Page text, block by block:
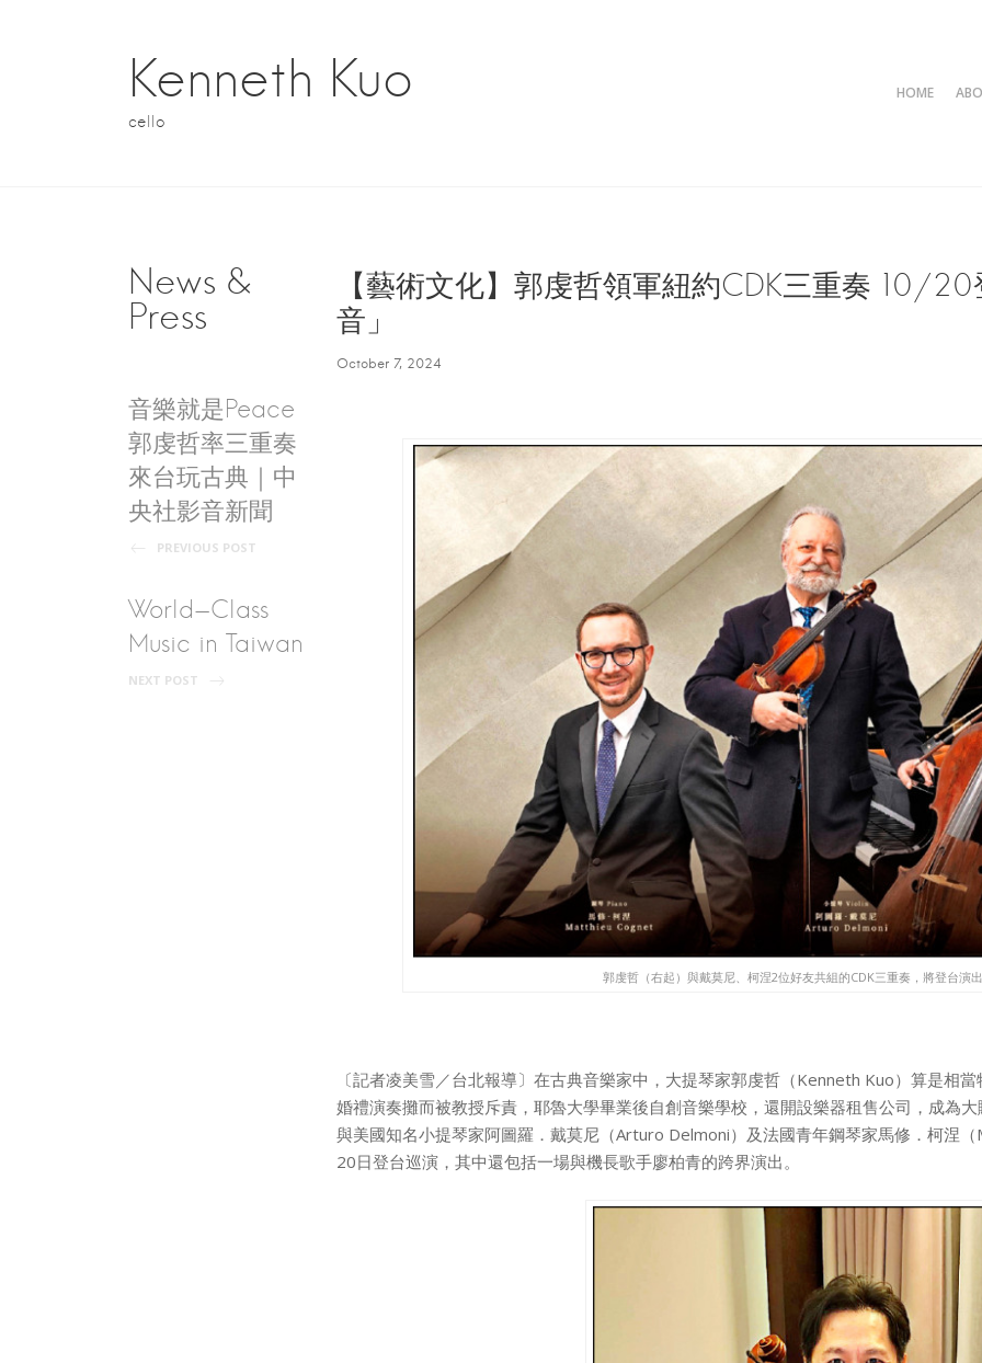
Kenneth Kuo
cello
HOME
News &
Press
P
o
s
t
n
音樂就是Peace
郭虔哲率三重奏
來台玩古典｜中
央社影音新聞
PREVIOUS POST
World-Class
Music in Taiwan
NEXT POST
【藝術文化】郭虔哲領軍紐約CDK三重奏 10/
音」
October 7, 2024
郭虔哲（右起）與戴莫尼、柯涅2位好友共組的CDK三重奏，將登台演
〔記者凌美雪／台北報導〕在古典音樂家中，大提琴家郭虔哲（Kenneth Kuo）算是相
婚禮演奏攤而被教授斥責，耶魯大學畢業後自創音樂學校，還開設樂器租售公司，成為
與美國知名小提琴家阿圖羅．戴莫尼（Arturo Delmoni）及法國青年鋼琴家馬修．柯涅
20日登台巡演，其中還包括一場與機長歌手廖柏青的跨界演出。